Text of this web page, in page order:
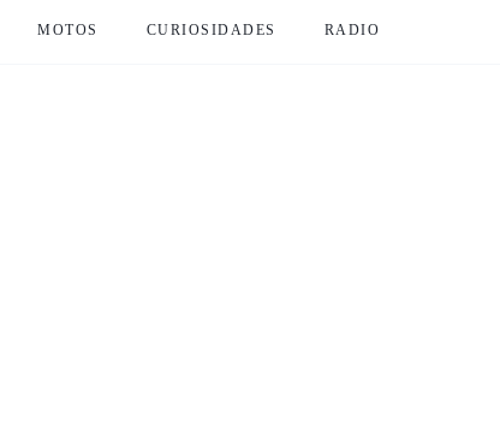
MOTOS CURIOSIDADES RADIO